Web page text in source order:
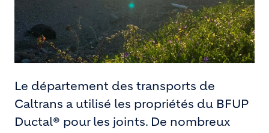
Le département des transports de
Caltrans a utilisé les propriétés du BFUP
Ductal® pour les joints. De nombreux